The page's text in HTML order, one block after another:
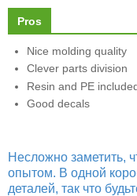
Pros
Nice molding quality
Clever parts division
Resin and PE
Good decals
Несложно заметить,
опытом. В одной
деталей, так что